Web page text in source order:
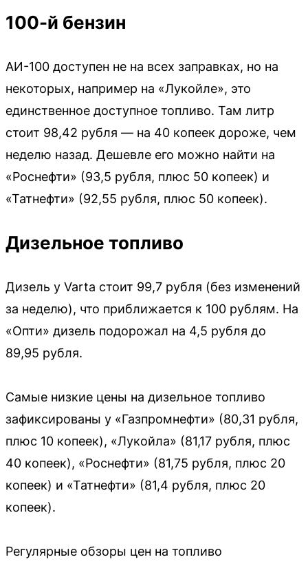
100-й бензин
АИ-100 доступен не на всех заправках, но на
некоторых, например на «Лукойле», это
единственное доступное топливо. Там литр
стоит 98,42 рубля — на 40 копеек дороже, чем
неделю назад. Дешевле его можно найти на
«Роснефти» (93,5 рубля, плюс 50 копеек) и
«Татнефти» (92,55 рубля, плюс 50 копеек).
Дизельное топливо
Дизель у Varta стоит 99,7 рубля (без изменений
за неделю), что приближается к 100 рублям. На
«Опти» дизель подорожал на 4,5 рубля до
89,95 рубля.
Самые низкие цены на дизельное топливо
зафиксированы у «Газпромнефти» (80,31 рубля,
плюс 10 копеек), «Лукойла» (81,17 рубля, плюс
40 копеек), «Роснефти» (81,75 рубля, плюс 20
копеек) и «Татнефти» (81,4 рубля, плюс 20
копеек).
Регулярные обзоры цен на топливо